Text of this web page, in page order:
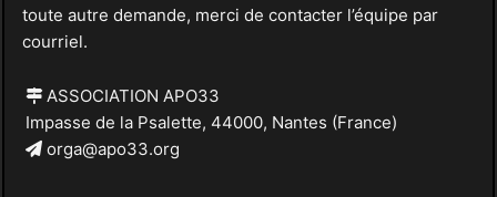
toute autre demande, merci de contacter l’équipe par
courriel.
ASSOCIATION APO33
Impasse de la Psalette, 44000, Nantes (France)
orga@apo33.org